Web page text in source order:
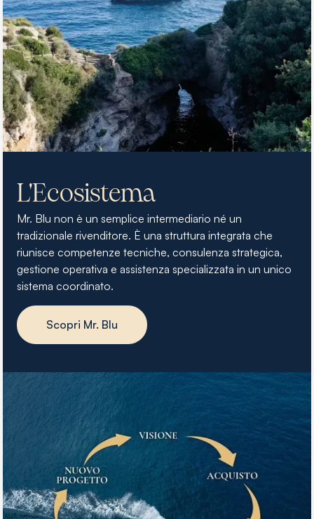
L'Ecosistema
Mr. Blu non è un semplice intermediario né un
tradizionale rivenditore. È una struttura integrata che
riunisce competenze tecniche, consulenza strategica,
gestione operativa e assistenza specializzata in un unico
sistema coordinato.
Scopri Mr. Blu